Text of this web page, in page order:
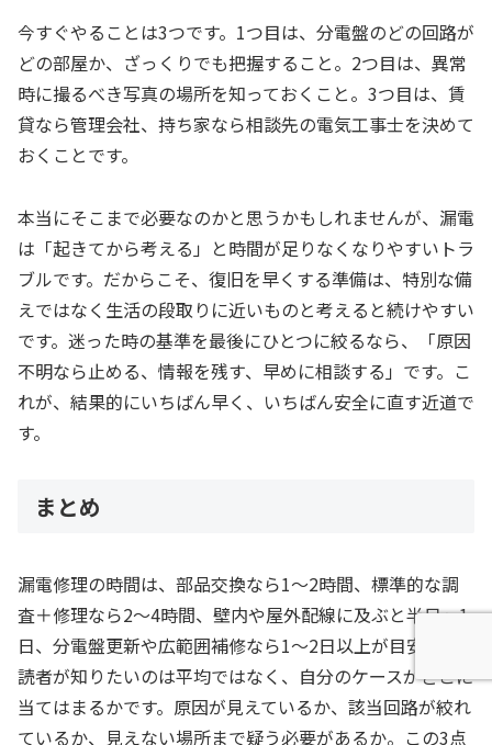
今すぐやることは3つです。1つ目は、分電盤のどの回路が
どの部屋か、ざっくりでも把握すること。2つ目は、異常
時に撮るべき写真の場所を知っておくこと。3つ目は、賃
貸なら管理会社、持ち家なら相談先の電気工事士を決めて
おくことです。
本当にそこまで必要なのかと思うかもしれませんが、漏電
は「起きてから考える」と時間が足りなくなりやすいトラ
ブルです。だからこそ、復旧を早くする準備は、特別な備
えではなく生活の段取りに近いものと考えると続けやすい
です。迷った時の基準を最後にひとつに絞るなら、「原因
不明なら止める、情報を残す、早めに相談する」です。こ
れが、結果的にいちばん早く、いちばん安全に直す近道で
す。
まとめ
漏電修理の時間は、部品交換なら1〜2時間、標準的な調
査＋修理なら2〜4時間、壁内や屋外配線に及ぶと半日〜1
日、分電盤更新や広範囲補修なら1〜2日以上が目安です。
読者が知りたいのは平均ではなく、自分のケースがどこに
当てはまるかです。原因が見えているか、該当回路が絞れ
ているか、見えない場所まで疑う必要があるか。この3点